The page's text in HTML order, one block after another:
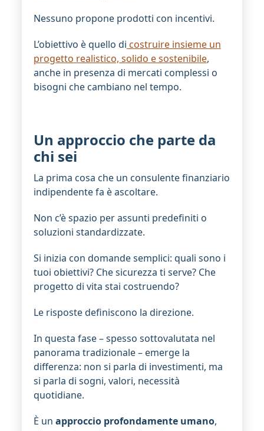
Nessuno propone prodotti con incentivi.
L’obiettivo è quello di costruire insieme un
progetto realistico, solido e sostenibile,
anche in presenza di mercati complessi o
bisogni che cambiano nel tempo.
Un approccio che parte da
chi sei
La prima cosa che un consulente finanziario
indipendente fa è ascoltare.
Non c’è spazio per assunti predefiniti o
soluzioni standardizzate.
Si inizia con domande semplici: quali sono i
tuoi obiettivi? Che sicurezza ti serve? Che
progetto di vita stai costruendo?
Le risposte definiscono la direzione.
In questa fase – spesso sottovalutata nel
panorama tradizionale – emerge la
differenza: non si parla di investimenti, ma
si parla di sogni, valori, necessità
quotidiane.
È un approccio profondamente umano,